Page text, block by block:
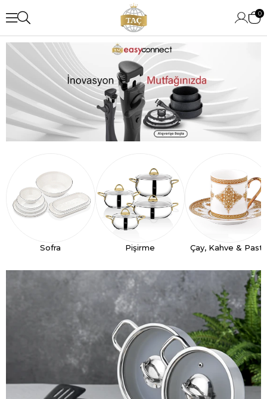
0
Sofra Pişirme Çay, Kahve &